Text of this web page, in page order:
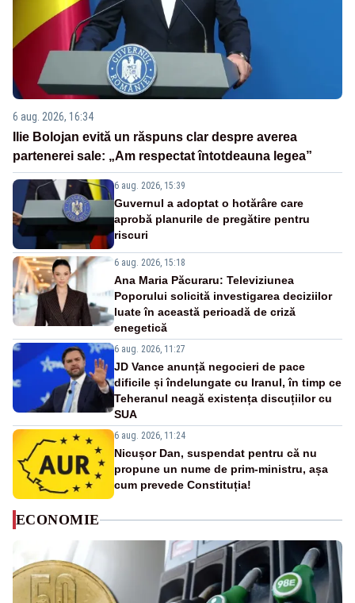
6 aug. 2026, 16:34
Ilie Bolojan evită un răspuns clar despre averea
partenerei sale: „Am respectat întotdeauna legea”
6 aug. 2026, 15:39
Guvernul a adoptat o hotărâre care
aprobă planurile de pregătire pentru
riscuri
6 aug. 2026, 15:18
Ana Maria Păcuraru: Televiziunea
Poporului solicită investigarea deciziilor
luate în această perioadă de criză
enegetică
6 aug. 2026, 11:27
JD Vance anunță negocieri de pace
dificile și îndelungate cu Iranul, în timp ce
Teheranul neagă existența discuțiilor cu
SUA
6 aug. 2026, 11:24
Nicușor Dan, suspendat pentru că nu
propune un nume de prim-ministru, așa
cum prevede Constituția!
ECONOMIE